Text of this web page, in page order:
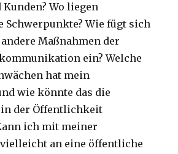
Wo liegen
Wie fügt sich
Maßnahmen der
ein? Welche
hat mein
wie könnte das die
der Öffentlichkeit
ich mit meiner
an eine öffentliche